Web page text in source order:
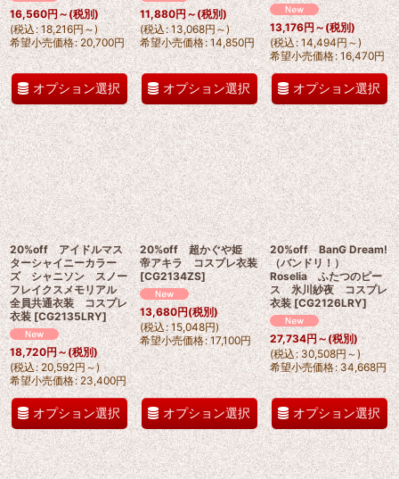
16,560円～(税別)
(税込: 18,216円～)
希望小売価格: 20,700円
オプション選択
11,880円～ (税別)
(税込: 13,068円～)
希望小売価格: 14,850円
オプション選択
13,176円～(税別)
(税込: 14,494円～)
希望小売価格: 16,470円
オプション選択
20%off アイドルマス
ターシャイニーカラー
ズ シャニソン スノー
フレイクスメモリアル
全員共通衣装 コスプレ
衣装 [CG2135LRY]
18,720円～(税別)
(税込: 20,592円～)
希望小売価格: 23,400円
オプション選択
20%off 超かぐや姫
帝アキラ コスプレ衣装
[CG2134ZS]
13,680円(税別)
(税込: 15,048円)
希望小売価格: 17,100円
オプション選択
20%off BanG Dream!
（バンドリ！）
Roselia ふたつのピー
ス 氷川紗夜 コスプレ
衣装 [CG2126LRY]
27,734円～(税別)
(税込: 30,508円～)
希望小売価格: 34,668円
オプション選択